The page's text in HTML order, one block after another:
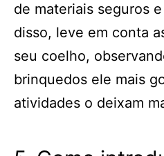
de materiais seguros
disso, leve em conta
seu coelho,
brinquedos ele mais
atividades o deixam